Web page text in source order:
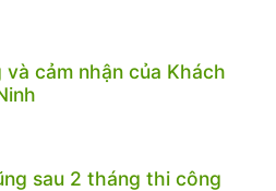
cảm nhận của Khách
sau 2 tháng thi công